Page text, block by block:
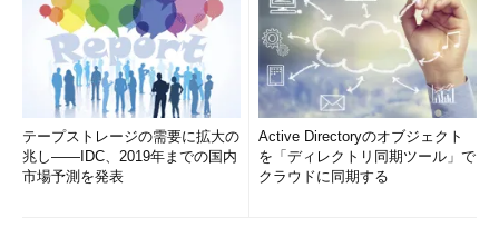
テープストレージの需要に拡大の
兆し――IDC、2019年までの国内
市場予測を発表
Active Directoryのオブジェクト
を「ディレクトリ同期ツール」で
クラウドに同期する